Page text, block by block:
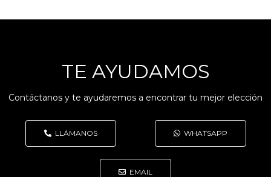
TE AYUDAMOS
Contáctanos y te ayudaremos a encontrar tu mejor elección
LLÁMANOS WHATSAPP
EMAIL